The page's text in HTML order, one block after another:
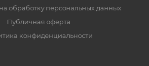
обработку персональных данных
Публичная оферта
конфиденциальности